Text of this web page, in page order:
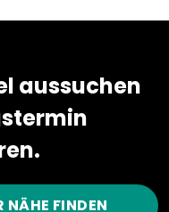
aussuchen
NÄHE FINDEN